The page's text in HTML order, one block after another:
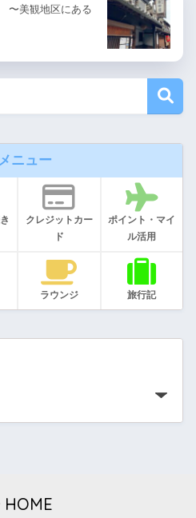
〜美観地区にある
メニュー
クレジットカー
ド
ポイント・マイ
ル活用
ラウンジ 旅行記
HOME